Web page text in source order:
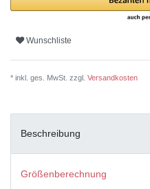
Wunschliste
* inkl. ges. MwSt. zzgl. Versandkosten
Beschreibung
Größenberechnung